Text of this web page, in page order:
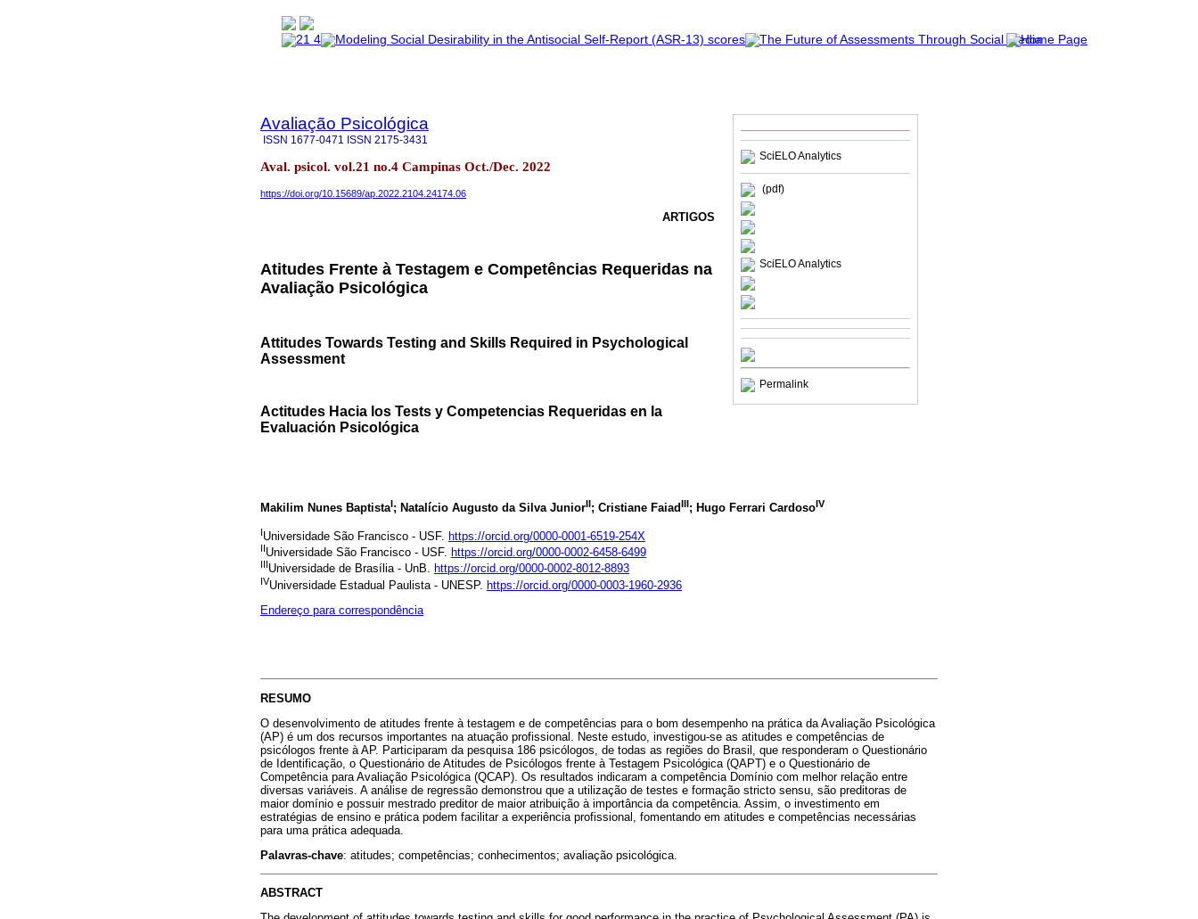
SciELO Analytics
(pdf)
SciELO Analytics
Permalink
Avaliação Psicológica
ISSN 1677-0471 ISSN 2175-3431
Aval. psicol. vol.21 no.4 Campinas Oct./Dec. 2022
https://doi.org/10.15689/ap.2022.2104.24174.06
ARTIGOS
Atitudes Frente à Testagem e Competências Requeridas na
Avaliação Psicológica
Attitudes Towards Testing and Skills Required in Psychological
Assessment
Actitudes Hacia los Tests y Competencias Requeridas en la
Evaluación Psicológica
Makilim Nunes BaptistaI; Natalício Augusto da Silva JuniorII; Cristiane FaiadIII; Hugo Ferrari CardosoIV
IUniversidade São Francisco - USF. https://orcid.org/0000-0001-6519-254X
IIUniversidade São Francisco - USF. https://orcid.org/0000-0002-6458-6499
IIIUniversidade de Brasília - UnB. https://orcid.org/0000-0002-8012-8893
IVUniversidade Estadual Paulista - UNESP. https://orcid.org/0000-0003-1960-2936
Endereço para correspondência
RESUMO
O desenvolvimento de atitudes frente à testagem e de competências para o bom desempenho na prática da Avaliação Psicológica
(AP) é um dos recursos importantes na atuação profissional. Neste estudo, investigou-se as atitudes e competências de
psicólogos frente à AP. Participaram da pesquisa 186 psicólogos, de todas as regiões do Brasil, que responderam o Questionário
de Identificação, o Questionário de Atitudes de Psicólogos frente à Testagem Psicológica (QAPT) e o Questionário de
Competência para Avaliação Psicológica (QCAP). Os resultados indicaram a competência Domínio com melhor relação entre
diversas variáveis. A análise de regressão demonstrou que a utilização de testes e formação stricto sensu, são preditoras de
maior domínio e possuir mestrado preditor de maior atribuição à importância da competência. Assim, o investimento em
estratégias de ensino e prática podem facilitar a experiência profissional, fomentando em atitudes e competências necessárias
para uma prática adequada.
Palavras-chave: atitudes; competências; conhecimentos; avaliação psicológica.
ABSTRACT